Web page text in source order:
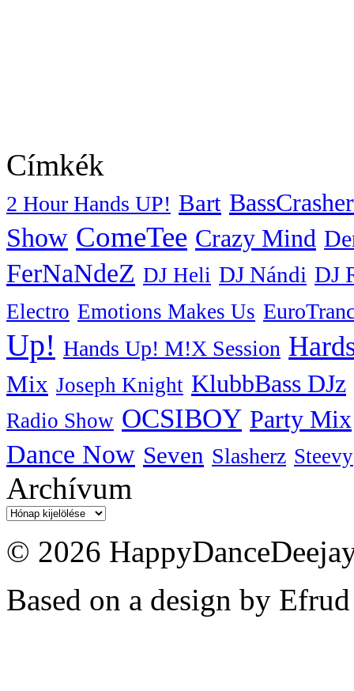
Címkék
2 Hour Hands UP! Bart BassCrasher
Show ComeTee Crazy Mind
FerNaNdeZ DJ Heli DJ Nándi DJ
Electro Emotions Makes Us
Up! Hands Up! M!X Session
Mix Joseph Knight KlubbBass DJz
Radio Show OCSIBOY Party Mix
Dance Now Seven Slasherz Steevy
Archívum
Archívum
© 2026
Based on a design by Efrud